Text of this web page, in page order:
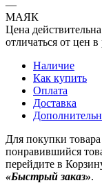
—
МАЯК
Цена
отличаться от цен
Наличие
Как купить
Оплата
Доставка
Для покупки
понравившийся
перейдите в
«Быстрый заказ».